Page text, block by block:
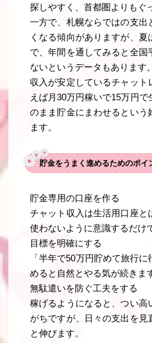
探しやすく、首都圏よりもぐ
一方で、札幌ならではの支出
くなる傾向がありますが、
で、年間を通してみると全国
ないというデータもあります。
収入が安定しているチャット
えば月30万円稼いで15万円
のまま貯金にまわせるという
ます。
貯金をうまく進めるためのポイ
貯金専用の口座を作る
チャット収入は生活用口座と
使わないように意識するだけ
目標を明確にする
「半年で50万円貯めて旅行
めると自然とやる気が続きま
無駄遣いを防ぐ工夫をする
稼げるようになると、つい高
がちですが、日々の支出を見
と伸びます。